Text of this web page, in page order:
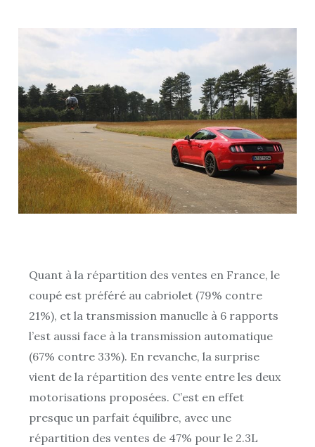
Quant à la répartition des ventes en France, le
coupé est préféré au cabriolet (79% contre
21%), et la transmission manuelle à 6 rapports
l’est aussi face à la transmission automatique
(67% contre 33%). En revanche, la surprise
vient de la répartition des vente entre les deux
motorisations proposées. C’est en effet
presque un parfait équilibre, avec une
répartition des ventes de 47% pour le 2.3L